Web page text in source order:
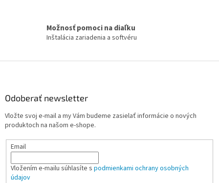
v
ý
i
Možnosť pomoci na diaľku
Inštalácia zariadenia a softvéru
Odoberať newsletter
Vložte svoj e-mail a my Vám budeme zasielať informácie o nových
produktoch na našom e-shope.
Email
Vložením e-mailu súhlasíte s podmienkami ochrany osobných
údajov